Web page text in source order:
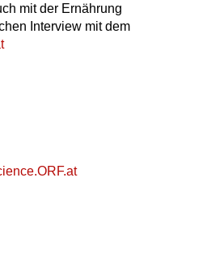
mit der Ernährung
Interview mit dem